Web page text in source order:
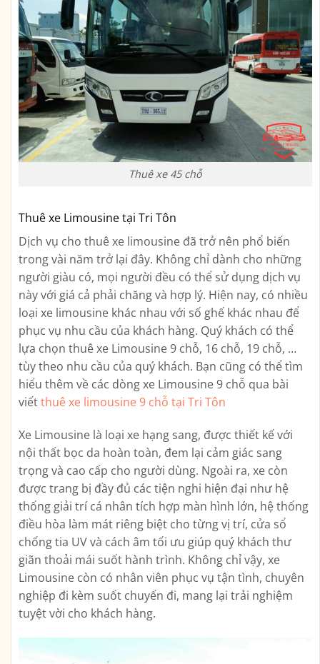
Thuê xe 45 chỗ
Thuê xe Limousine tại Tri Tôn
Dịch vụ cho thuê xe limousine đã trở nên phổ biến
trong vài năm trở lại đây. Không chỉ dành cho những
người giàu có, mọi người đều có thể sử dụng dịch vụ
này với giá cả phải chăng và hợp lý. Hiện nay, có nhiều
loại xe limousine khác nhau với số ghế khác nhau để
phục vụ nhu cầu của khách hàng. Quý khách có thể
lựa chọn thuê xe Limousine 9 chỗ, 16 chỗ, 19 chỗ, …
tùy theo nhu cầu của quý khách. Bạn cũng có thể tìm
hiểu thêm về các dòng xe Limousine 9 chỗ qua bài
viếtthuê xe limousine 9 chỗ tại Tri Tôn
Xe Limousine là loại xe hạng sang, được thiết kế với
nội thất bọc da hoàn toàn, đem lại cảm giác sang
trọng và cao cấp cho người dùng. Ngoài ra, xe còn
được trang bị đầy đủ các tiện nghi hiện đại như hệ
thống giải trí cá nhân tích hợp màn hình lớn, hệ thống
điều hòa làm mát riêng biệt cho từng vị trí, cửa sổ
chống tia UV và cách âm tối ưu giúp quý khách thư
giãn thoải mái suốt hành trình. Không chỉ vậy, xe
Limousine còn có nhân viên phục vụ tận tình, chuyên
nghiệp đi kèm suốt chuyến đi, mang lại trải nghiệm
tuyệt vời cho khách hàng.